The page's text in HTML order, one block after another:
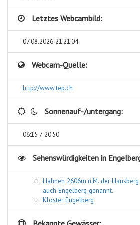
Letztes Webcambild:
07.08.2026 21:21:04
Webcam-Quelle:
http://www.tep.ch
Sonnenauf-/untergang:
06:15 / 20:50
Sehenswürdigkeiten in
Hahnen 2606m.ü.M. der
auch Engelberg genannt.
Kloster Engelberg